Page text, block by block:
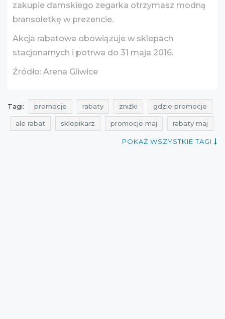
zakupie damskiego zegarka otrzymasz modną
bransoletkę w prezencie.
Akcja rabatowa obowiązuje w sklepach
stacjonarnych i potrwa do 31 maja 2016.
Źródło: Arena Gliwice
Tagi: promocje rabaty zniżki gdzie promocje
ale rabat sklepikarz promocje maj rabaty maj
promocje maj 2016
POKAŻ WSZYSTKIE TAGI